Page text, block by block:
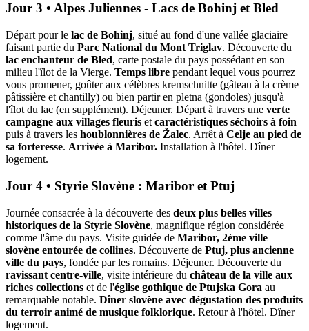
Jour 3 • Alpes Juliennes - Lacs de Bohinj et Bled
Départ pour le lac de Bohinj, situé au fond d'une vallée glaciaire
faisant partie du Parc National du Mont Triglav. Découverte du
lac enchanteur de Bled, carte postale du pays possédant en son
milieu l'îlot de la Vierge. Temps libre pendant lequel vous pourrez
vous promener, goûter aux célèbres kremschnitte (gâteau à la crème
pâtissière et chantilly) ou bien partir en pletna (gondoles) jusqu'à
l'îlot du lac (en supplément). Déjeuner. Départ à travers une verte
campagne aux villages fleuris et caractéristiques séchoirs à foin
puis à travers les houblonnières de Žalec. Arrêt à Celje au pied de
sa forteresse. Arrivée à Maribor. Installation à l'hôtel. Dîner
logement.
Jour 4 • Styrie Slovène : Maribor et Ptuj
Journée consacrée à la découverte des deux plus belles villes
historiques de la Styrie Slovène, magnifique région considérée
comme l'âme du pays. Visite guidée de Maribor, 2ème ville
slovène entourée de collines. Découverte de Ptuj, plus ancienne
ville du pays, fondée par les romains. Déjeuner. Découverte du
ravissant centre-ville, visite intérieure du château de la ville aux
riches collections et de l'église gothique de Ptujska Gora au
remarquable notable. Dîner slovène avec dégustation des produits
du terroir animé de musique folklorique. Retour à l'hôtel. Dîner
logement.